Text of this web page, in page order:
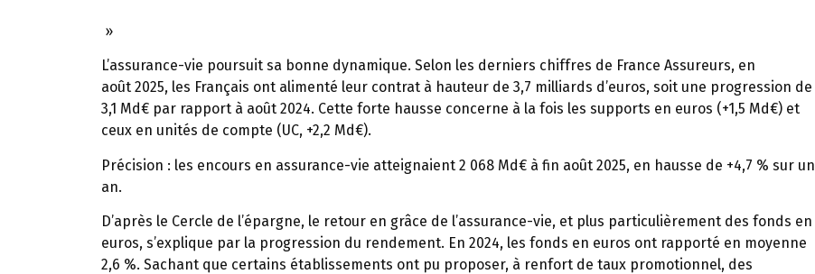
»
L’assurance-vie poursuit sa bonne dynamique. Selon les derniers chiffres de France Assureurs, en
août 2025, les Français ont alimenté leur contrat à hauteur de 3,7 milliards d’euros, soit une progression de
3,1 Md€ par rapport à août 2024. Cette forte hausse concerne à la fois les supports en euros (+1,5 Md€) et
ceux en unités de compte (UC, +2,2 Md€).
Précision : les encours en assurance-vie atteignaient 2 068 Md€ à fin août 2025, en hausse de +4,7 % sur un
an.
D’après le Cercle de l’épargne, le retour en grâce de l’assurance-vie, et plus particulièrement des fonds en
euros, s’explique par la progression du rendement. En 2024, les fonds en euros ont rapporté en moyenne
2,6 %. Sachant que certains établissements ont pu proposer, à renfort de taux promotionnel, des